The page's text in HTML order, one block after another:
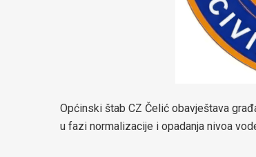
Općinski štab CZ Čelić obavještava
u fazi normalizacije i opadanja nivoa